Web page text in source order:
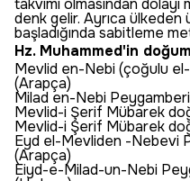
takvimi olmasından
denk gelir. Ayrıca ülkeden
başladığında sabitleme
Hz. Muhammed'in
Mevlid en-Nebi (çoğulu
(Arapça)
Milad en-Nebi
Mevlid-i Şerif Mübarek
Mevlid-i Şerif Mübarek
Eyd el-Mevliden -Nebevi
(Arapça)
Eiyd-e-Milad-un-Nebi